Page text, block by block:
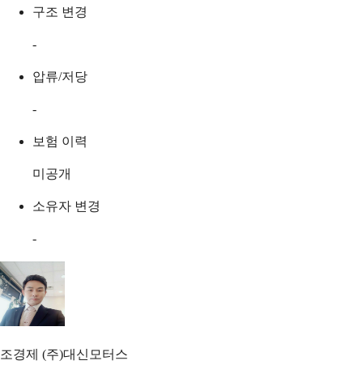
구조 변경
-
압류/저당
-
보험 이력
미공개
소유자 변경
-
조경제 (주)대신모터스